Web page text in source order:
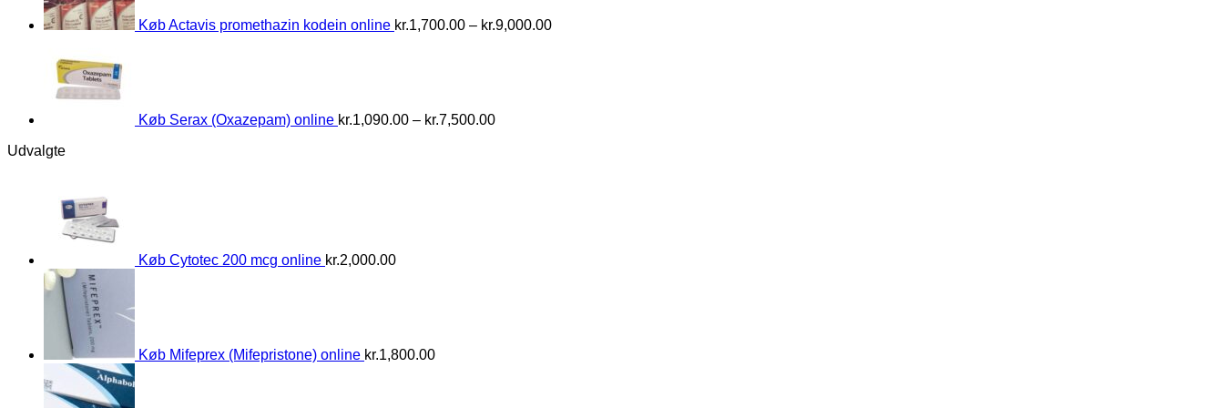
Køb Actavis promethazin kodein online kr.1,700.00 – kr.9,000.00
Køb Serax (Oxazepam) online kr.1,090.00 – kr.7,500.00
Udvalgte
Køb Cytotec 200 mcg online kr.2,000.00
Køb Mifeprex (Mifepristone) online kr.1,800.00